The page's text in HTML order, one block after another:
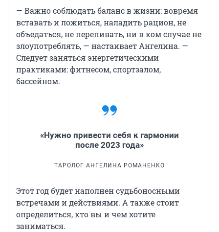
— Важно соблюдать баланс в жизни: вовремя
вставать и ложиться, наладить рацион, не
объедаться, не перепивать, ни в ком случае не
злоупотреблять, — настаивает Ангелина. —
Следует заняться энергетическими
практиками: фитнесом, спортзалом,
бассейном.
«Нужно привести себя к гармонии
после 2023 года»
ТАРОЛОГ АНГЕЛИНА РОМАНЕНКО
Этот год будет наполнен судьбоносными
встречами и действиями. А также стоит
определиться, кто вы и чем хотите
заниматься.